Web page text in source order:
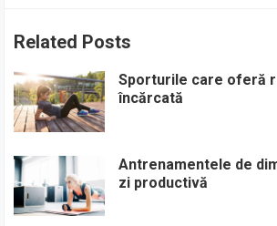
Related Posts
Sporturile care oferă
încărcată
Antrenamentele de
zi productivă